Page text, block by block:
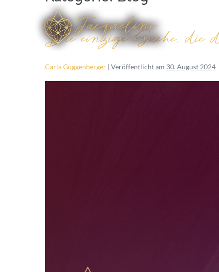
Die einzige Sache, die
Carla Guggenberger | Veröffentlicht am 30. August 2024